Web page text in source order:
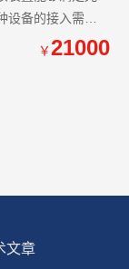
设备的接入需
制器能够实时监
健康状况。在此
￥21000
文章